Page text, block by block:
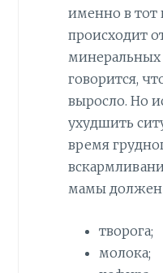
именно в тот
происходит
минеральных
говорится,
выросло. Но
ухудшить
время
мамы должен
творога;
молока;